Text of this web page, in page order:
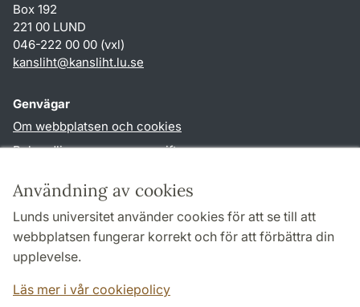
Användning av cookies
Lunds universitet använder cookies för att se till att
webbplatsen fungerar korrekt och för att förbättra din
upplevelse.
Läs mer i vår cookiepolicy
Box 192
221 00 LUND
046-222 00 00 (vxl)
kansliht@kansliht.lu.se
Genvägar
Om webbplatsen och cookies
Behandling av personuppgifter
TYPO3-login
Följ oss i sociala medier